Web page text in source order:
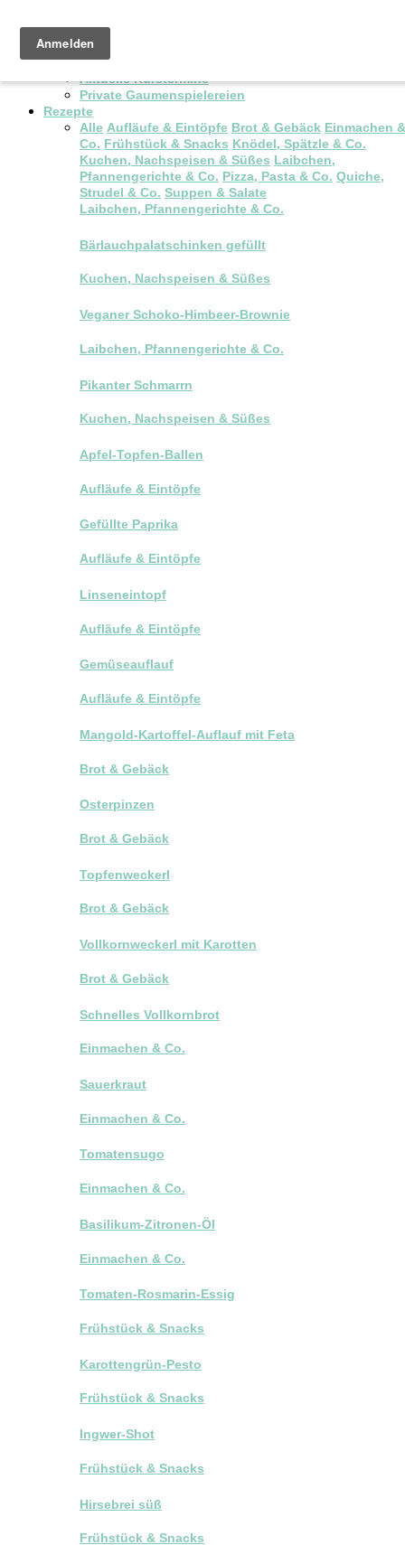
Pop-up Brunch
Kochkurse & Workshops
Aktuelle Kurstermine
Private Gaumenspielereien
Rezepte
Alle Aufläufe & Eintöpfe Brot & Gebäck Einmachen &
Co. Frühstück & Snacks Knödel, Spätzle & Co.
Kuchen, Nachspeisen & Süßes Laibchen,
Pfannengerichte & Co. Pizza, Pasta & Co. Quiche,
Strudel & Co. Suppen & Salate
Laibchen, Pfannengerichte & Co.
Bärlauchpalatschinken gefüllt
Kuchen, Nachspeisen & Süßes
Veganer Schoko-Himbeer-Brownie
Laibchen, Pfannengerichte & Co.
Pikanter Schmarrn
Kuchen, Nachspeisen & Süßes
Apfel-Topfen-Ballen
Aufläufe & Eintöpfe
Gefüllte Paprika
Aufläufe & Eintöpfe
Linseneintopf
Aufläufe & Eintöpfe
Gemüseauflauf
Aufläufe & Eintöpfe
Mangold-Kartoffel-Auflauf mit Feta
Brot & Gebäck
Osterpinzen
Brot & Gebäck
Topfenweckerl
Brot & Gebäck
Vollkornweckerl mit Karotten
Brot & Gebäck
Schnelles Vollkornbrot
Einmachen & Co.
Sauerkraut
Einmachen & Co.
Tomatensugo
Einmachen & Co.
Basilikum-Zitronen-Öl
Einmachen & Co.
Tomaten-Rosmarin-Essig
Frühstück & Snacks
Karottengrün-Pesto
Frühstück & Snacks
Ingwer-Shot
Frühstück & Snacks
Hirsebrei süß
Frühstück & Snacks